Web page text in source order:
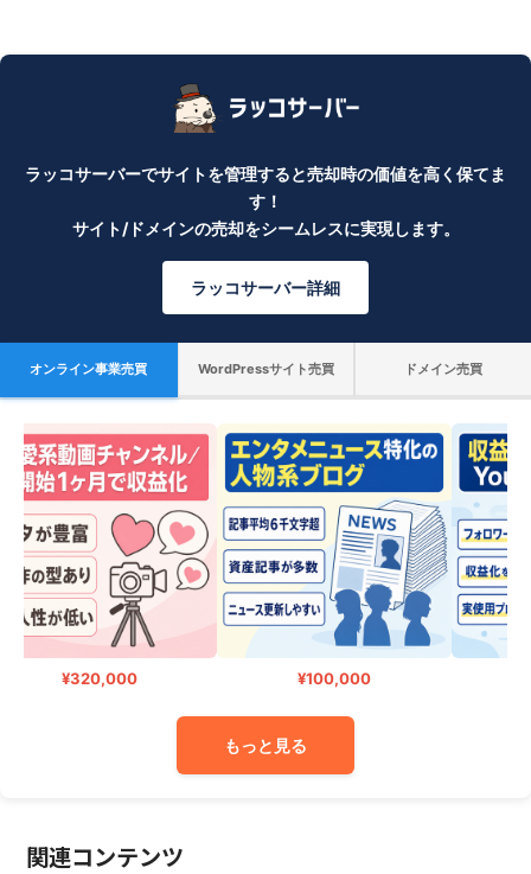
ラッコサーバーでサイトを管理すると売却時の価値を高く保てま
す！
サイト/ドメインの売却をシームレスに実現します。
ラッコサーバー詳細
オンライン事業売買 WordPressサイト売買 ドメイン売買
¥320,000 ¥100,000
もっと見る
関連コンテンツ